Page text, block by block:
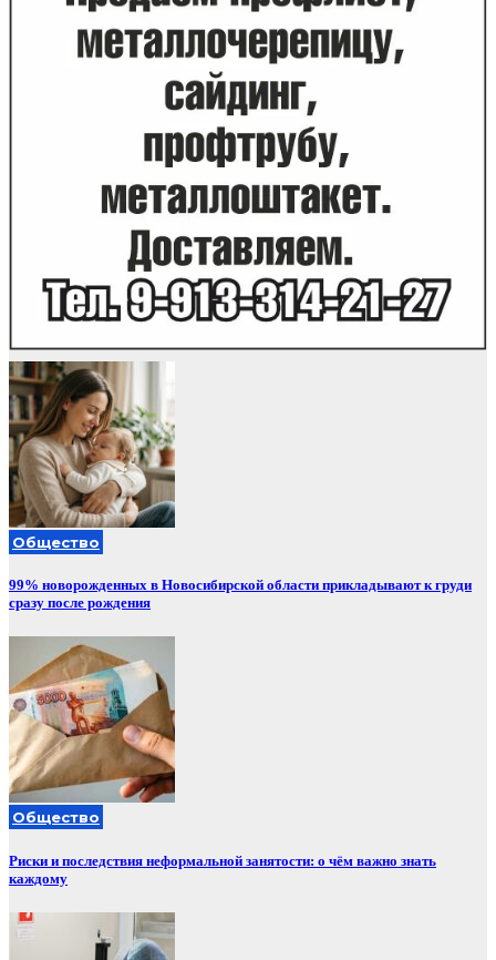
Общество
99% новорожденных в Новосибирской области прикладывают к груди
сразу после рождения
Общество
Риски и последствия неформальной занятости: о чём важно знать
каждому